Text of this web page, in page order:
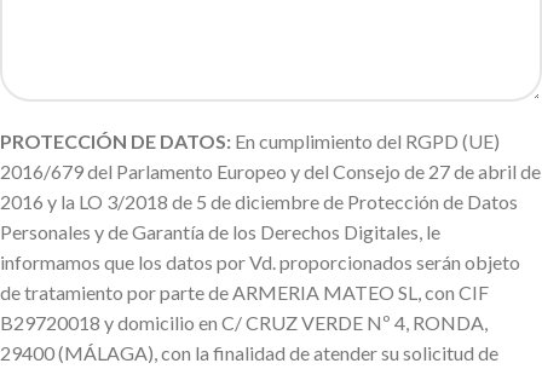
PROTECCIÓN DE DATOS: En cumplimiento del RGPD (UE)
2016/679 del Parlamento Europeo y del Consejo de 27 de abril de
2016 y la LO 3/2018 de 5 de diciembre de Protección de Datos
Personales y de Garantía de los Derechos Digitales, le
informamos que los datos por Vd. proporcionados serán objeto
de tratamiento por parte de ARMERIA MATEO SL, con CIF
B29720018 y domicilio en C/ CRUZ VERDE Nº 4, RONDA,
29400 (MÁLAGA), con la finalidad de atender su solicitud de